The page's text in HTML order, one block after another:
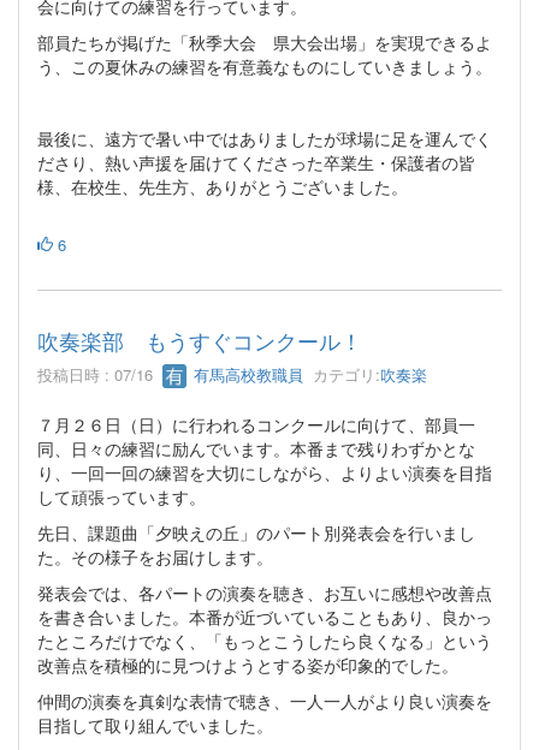
会に向けての練習を行っています。
部員たちが掲げた「秋季大会 県大会出場」を実現できるよ
う、この夏休みの練習を有意義なものにしていきましょう。
最後に、遠方で暑い中ではありましたが球場に足を運んでく
ださり、熱い声援を届けてくださった卒業生・保護者の皆
様、在校生、先生方、ありがとうございました。
6
吹奏楽部 もうすぐコンクール！
投稿日時 : 07/16 有馬高校教職員 カテゴリ:吹奏楽
７月２６日（日）に行われるコンクールに向けて、部員一
同、日々の練習に励んでいます。本番まで残りわずかとな
り、一回一回の練習を大切にしながら、よりよい演奏を目指
して頑張っています。
先日、課題曲「夕映えの丘」のパート別発表会を行いまし
た。その様子をお届けします。
発表会では、各パートの演奏を聴き、お互いに感想や改善点
を書き合いました。本番が近づいていることもあり、良かっ
たところだけでなく、「もっとこうしたら良くなる」という
改善点を積極的に見つけようとする姿が印象的でした。
仲間の演奏を真剣な表情で聴き、一人一人がより良い演奏を
目指して取り組んでいました。